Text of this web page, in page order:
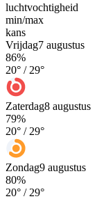
luchtvochtigheid
min/max
kans
Vrijdag7 augustus
86%
20° / 29°
Zaterdag8 augustus
79%
20° / 29°
Zondag9 augustus
80%
20° / 29°